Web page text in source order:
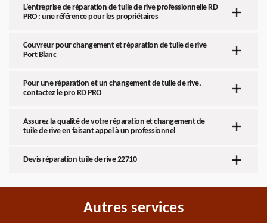
L’entreprise de réparation de tuile de rive professionnelle RD
PRO : une référence pour les propriétaires
Couvreur pour changement et réparation de tuile de rive
Port Blanc
Pour une réparation et un changement de tuile de rive,
contactez le pro RD PRO
Assurez la qualité de votre réparation et changement de
tuile de rive en faisant appel à un professionnel
Devis réparation tuile de rive 22710
Autres services